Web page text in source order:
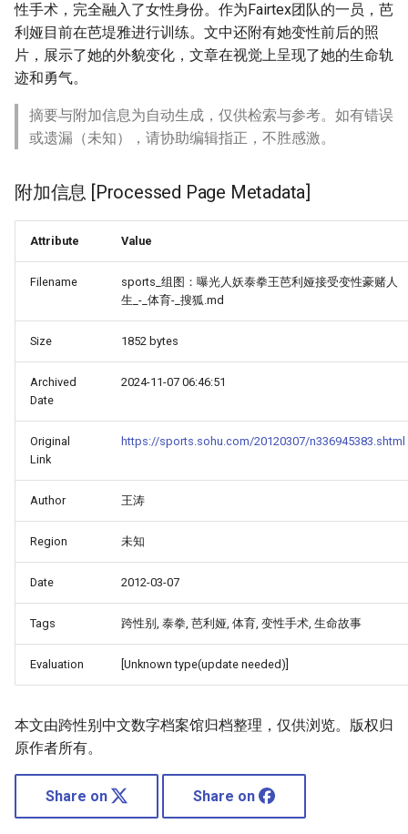
性手术，完全融入了女性身份。作为Fairtex团队的一员，芭
利娅目前在芭堤雅进行训练。文中还附有她变性前后的照
片，展示了她的外貌变化，文章在视觉上呈现了她的生命轨
迹和勇气。
摘要与附加信息为自动生成，仅供检索与参考。如有错误
或遗漏（未知），请协助编辑指正，不胜感激。
附加信息 [Processed Page Metadata]
Attribute Value
Filename
sports_组图：曝光人妖泰拳王芭利娅接受变性豪赌人
生_-_体育-_搜狐.md
Size 1852 bytes
Archived
Date
2024-11-07 06:46:51
Original
Link
https://sports.sohu.com/20120307/n336945383.shtml
Author 王涛
Region 未知
Date 2012-03-07
Tags 跨性别, 泰拳, 芭利娅, 体育, 变性手术, 生命故事
Evaluation [Unknown type(update needed)]
本文由跨性别中文数字档案馆归档整理，仅供浏览。版权归
原作者所有。
Share on Share on